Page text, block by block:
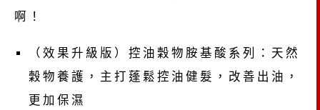
啊！
（效果升級版）控油穀物胺基酸系列：天然
穀物養護，主打蓬鬆控油健髮，改善出油，
更加保濕